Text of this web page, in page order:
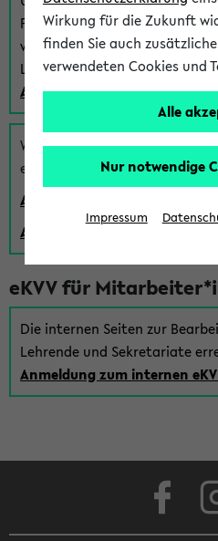
Funktionen des eKVVs für
verwenden Sie diesen Link zur
Login:
Anmeldung zum eKVV der
Wenn Sie (noch) kein Uni
eKVV auch über einen
Anmeldung über einen
Anlegen eines neuen
eKVV für
Die internen Seiten zur
Lehrende und Sekretariate
Anmeldung zum internen
Wirkung für die Zukunft
finden Sie auch
verwendeten Cookies und
Alle
Nur notwendige
Impressum